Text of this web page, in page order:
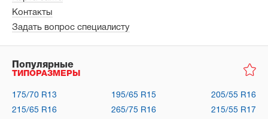
Контакты
Задать вопрос специалисту
Популярные
ТИПОРАЗМЕРЫ
175/70 R13 195/65 R15
205/55 R16
215/65 R16
265/75 R16
215/55 R17